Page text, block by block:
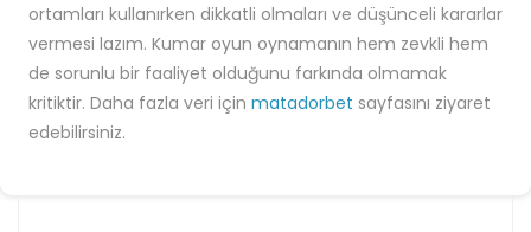
ortamları kullanırken dikkatli olmaları ve düşünceli kararlar
vermesi lazım. Kumar oyun oynamanın hem zevkli hem
de sorunlu bir faaliyet olduğunu farkında olmamak
kritiktir. Daha fazla veri için matadorbet sayfasını ziyaret
edebilirsiniz.